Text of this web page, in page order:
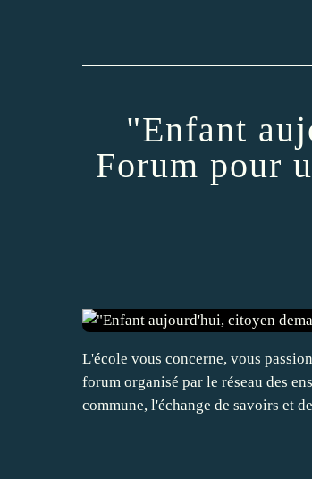
"Enfant
Forum pour
L'école vous concerne, vous
forum organisé par le réseau des
commune, l'échange de savoirs et